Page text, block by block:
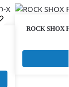
ROCK SHOX